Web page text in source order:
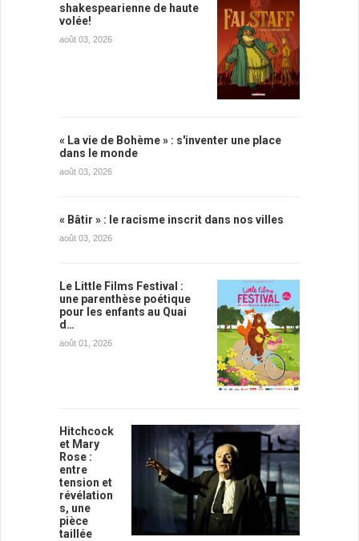
shakespearienne de haute
volée!
août 03, 2026
« La vie de Bohème » : s'inventer une place
dans le monde
août 03, 2026
« Bâtir » : le racisme inscrit dans nos villes
août 03, 2026
Le Little Films Festival :
une parenthèse poétique
pour les enfants au Quai
d…
août 01, 2026
Hitchcock
et Mary
Rose :
entre
tension et
révélation
s, une
pièce
taillée